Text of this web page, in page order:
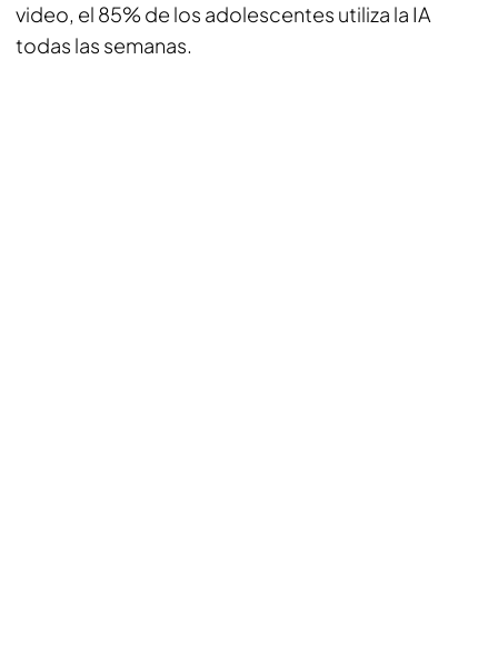
video, el 85% de los adolescentes utiliza la IA
todas las semanas.